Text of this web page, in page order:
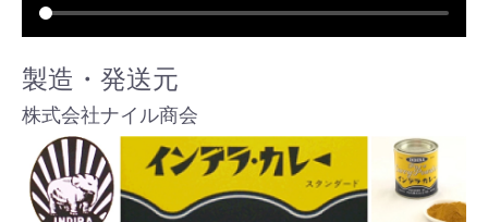
製造・発送元
株式会社ナイル商会